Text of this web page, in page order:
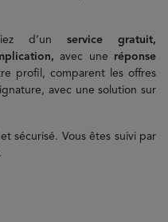
d’un service gratuit,
avec une réponse
profil, comparent les offres
avec une solution sur
sécurisé. Vous êtes suivi par